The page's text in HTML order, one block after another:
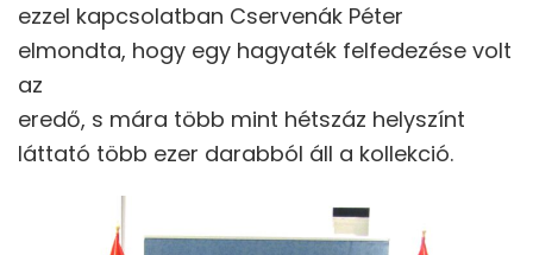
ezzel kapcsolatban Cservenák Péter
elmondta, hogy egy hagyaték felfedezése volt
az
eredő, s mára több mint hétszáz helyszínt
láttató több ezer darabból áll a kollekció.